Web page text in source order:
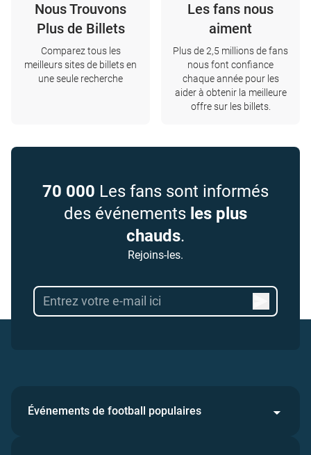
Nous Trouvons
Plus de Billets
Comparez tous les
meilleurs sites de billets en
une seule recherche
Les fans nous
aiment
Plus de 2,5 millions de fans
nous font confiance
chaque année pour les
aider à obtenir la meilleure
offre sur les billets.
70 000 Les fans sont informés
des événements les plus
chauds.
Rejoins-les.
Événements de football populaires